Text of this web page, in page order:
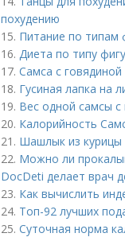
похудению
15. Питание по типам
16. Диета по типу
17. Самса с
18. Гусиная лапка на
19. Вес одной самсы с
20. Калорийность
21. Шашлык из
22. Можно ли
DocDeti делает врач
23. Как вычислить
24. Топ-92 лучших
25. Суточная норма